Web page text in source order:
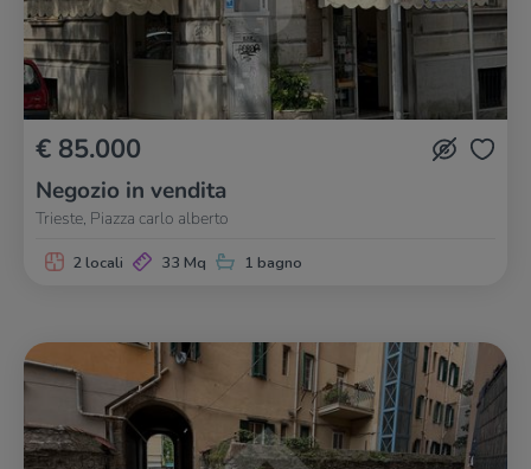
€ 85.000
Negozio in vendita
Trieste, Piazza carlo alberto
2 locali 33 Mq 1 bagno